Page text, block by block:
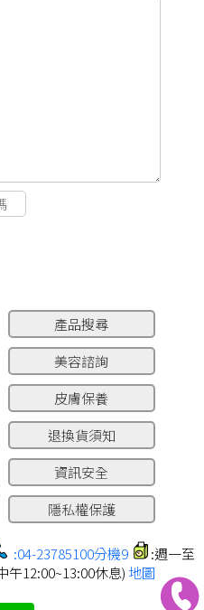
產品搜尋
美容諮詢
皮膚保養
退換貨須知
資訊安全
隱私權保護
:04-23785100分機9
:週一至
午12:00~13:00休息) 地圖